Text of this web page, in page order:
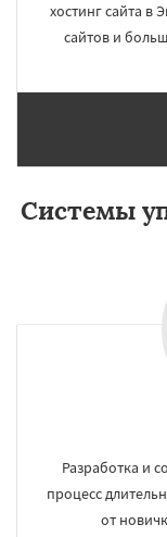
хостинг сайта в
сайтов и
Системы
Разработка и
процесс
от
Даю